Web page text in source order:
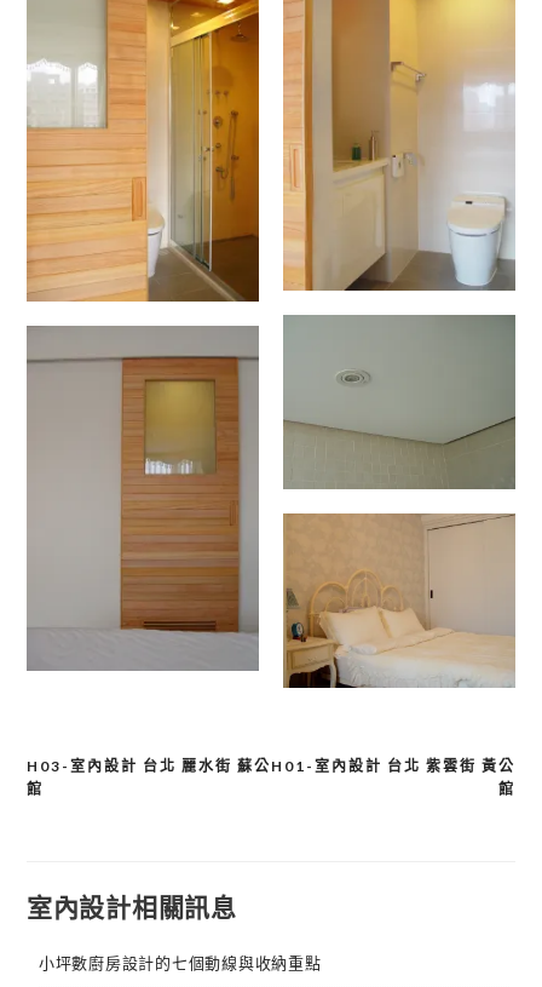
文
覽
H01-室內設計 台北 紫雲街 黃公
館
H03-室內設計 台北 麗水街 蘇公
館
室內設計相關訊息
小坪數廚房設計的七個動線與收納重點